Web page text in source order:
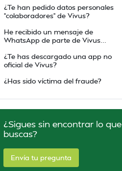
¿Te han pedido datos personales
“colaboradores” de Vivus?
He recibido un mensaje de
WhatsApp de parte de Vivus...
¿Te has descargado una app no
oficial de Vivus?
¿Has sido víctima del fraude?
¿Sigues sin encontrar lo que
buscas?
Envía tu pregunta